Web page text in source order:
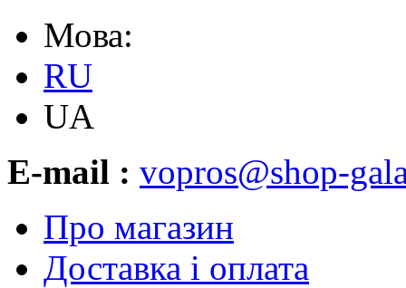
Мова:
RU
UA
E-mail : vopros@shop-
Про магазин
Доставка і оплата